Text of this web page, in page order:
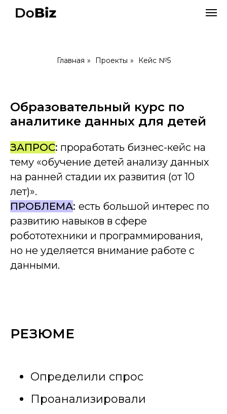
Главная » Проекты » Кейс №5
Образовательный курс по
аналитике данных для детей
ЗАПРОС: проработать бизнес-кейс на
тему «обучение детей анализу данных
на ранней стадии их развития (от 10
лет)».
ПРОБЛЕМА: есть большой интерес по
развитию навыков в сфере
робототехники и программирования,
но не уделяется внимание работе с
данными.
РЕЗЮМЕ
Определили спрос
Проанализировали